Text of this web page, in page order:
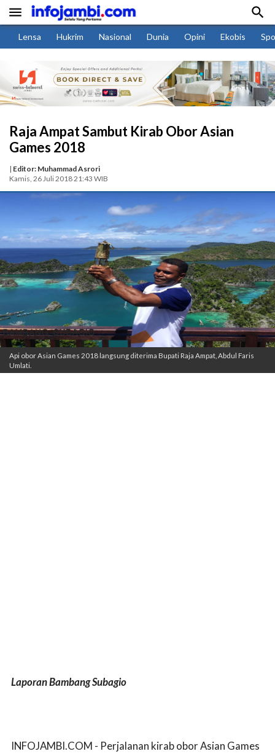
 
Lensa Hukrim Nasional Dunia Opini Ekobis
Raja Ampat Sambut Kirab Obor Asian
Games 2018
| Editor: Muhammad Asrori
Kamis, 26 Juli 2018 21:43 WIB
Api obor Asian Games 2018 langsung diterima Bupati Raja Ampat, Abdul Faris
Umlati.
Laporan Bambang Subagio
INFOJAMBI.COM - Perjalanan kirab obor Asian Games